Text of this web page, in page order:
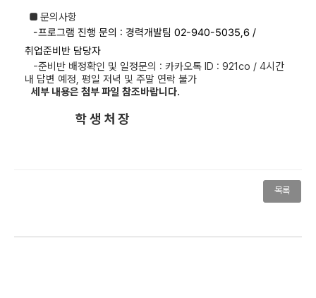
■ 문의사항
-프로그램 진행 문의 :경력개발팀 02-940-5035,6 /
취업준비반 담당자
-준비반 배정확인 및 일정문의 : 카카오톡 ID : 921co / 4시간
내 답변 예정, 평일 저녁 및 주말 연락 불가
세부 내용은 첨부 파일 참조바랍니다.
학 생 처 장
목록